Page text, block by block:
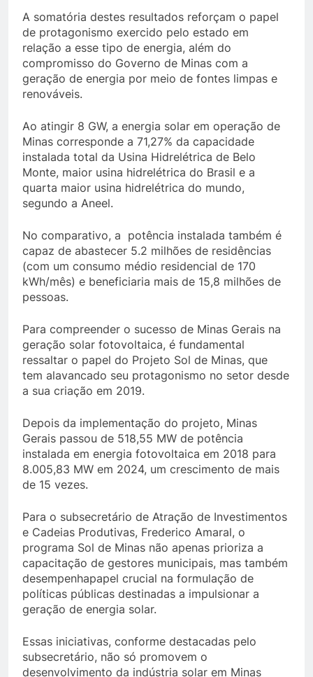
A somatória destes resultados reforçam o papel
de protagonismo exercido pelo estado em
relação a esse tipo de energia, além do
compromisso do Governo de Minas com a
geração de energia por meio de fontes limpas e
renováveis.
Ao atingir 8 GW, a energia solar em operação de
Minas corresponde a 71,27% da capacidade
instalada total da Usina Hidrelétrica de Belo
Monte, maior usina hidrelétrica do Brasil e a
quarta maior usina hidrelétrica do mundo,
segundo a Aneel.
No comparativo, a potência instalada também é
capaz de abastecer 5.2 milhões de residências
(com um consumo médio residencial de 170
kWh/mês) e beneficiaria mais de 15,8 milhões de
pessoas.
Para compreender o sucesso de Minas Gerais na
geração solar fotovoltaica, é fundamental
ressaltar o papel do Projeto Sol de Minas, que
tem alavancado seu protagonismo no setor desde
a sua criação em 2019.
Depois da implementação do projeto, Minas
Gerais passou de 518,55 MW de potência
instalada em energia fotovoltaica em 2018 para
8.005,83 MW em 2024, um crescimento de mais
de 15 vezes.
Para o subsecretário de Atração de Investimentos
e Cadeias Produtivas, Frederico Amaral, o
programa Sol de Minas não apenas prioriza a
capacitação de gestores municipais, mas também
desempenhapapel crucial na formulação de
políticas públicas destinadas a impulsionar a
geração de energia solar.
Essas iniciativas, conforme destacadas pelo
subsecretário, não só promovem o
desenvolvimento da indústria solar em Minas